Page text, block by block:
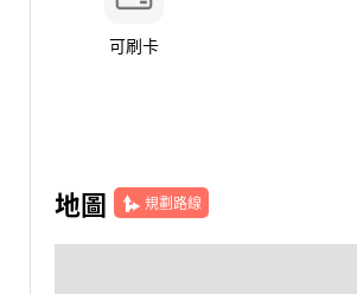
可刷卡
地圖 規劃路線